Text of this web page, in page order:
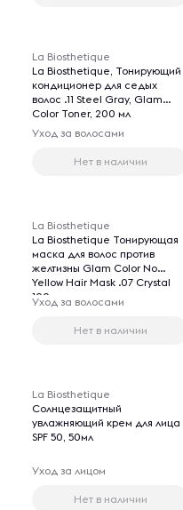
La Biosthetique
La Biosthetique, Тонирующий
кондиционер для седых
волос .11 Steel Gray, Glam
Color Toner, 200 мл
Уход за волосами
Нет в наличии
La Biosthetique
La Biosthetique Тонирующая
маска для волос против
желтизны Glam Color No
Yellow Hair Mask .07 Crystal
100 мл
Уход за волосами
Нет в наличии
La Biosthetique
Солнцезащитный
увлажняющий крем для лица
SPF 50, 50мл
Уход за лицом
Нет в наличии